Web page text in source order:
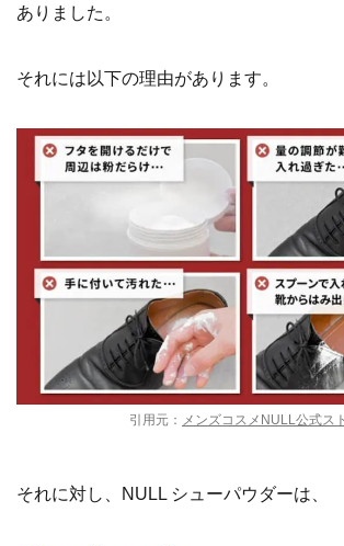
ありました。
それには以下の理由があります。
引用元： メンズコスメNULL公式ス
それに対し、NULL シューパウダーは、